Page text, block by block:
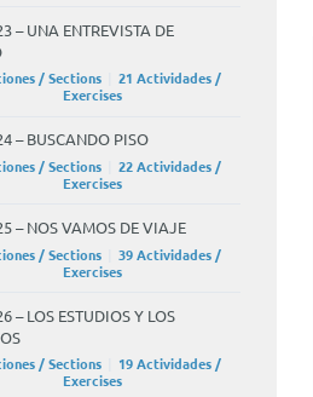
– UNA ENTREVISTA DE
/ Sections
21 Actividades /
Exercises
– BUSCANDO PISO
/ Sections
22 Actividades /
Exercises
– NOS VAMOS DE VIAJE
/ Sections
39 Actividades /
Exercises
– LOS ESTUDIOS Y LOS
/ Sections
19 Actividades /
Exercises